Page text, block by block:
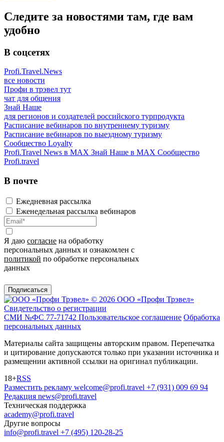
Следите за новостями там, где вам
удобно
В соцсетях
Profi.Travel.News
все новости
Профи в трэвел тут
чат для общения
Знай Наше
для регионов и создателей российского турпродукта
Расписание вебинаров по внутреннему туризму
Расписание вебинаров по выездному туризму
Сообщество Loyalty
Profi.Travel News в MAX Знай Наше в MAX Сообщество
Profi.travel
В почте
Ежедневная рассылка
Еженедельная рассылка вебинаров
Я даю согласие на обработку
персональных данных и ознакомлен с
политикой по обработке персональных
данных
Подписаться
© 2026 ООО «Профи Трэвeл»
Свидетельство о регистрации
СМИ №ФС 77-71742 Пользовательское соглашение Обработка
персональных данных
Материалы сайта защищены авторским правом. Перепечатка
и цитирование допускаются только при указании источника и
размещении активной ссылки на оригинал публикации.
18+RSS
Разместить рекламу welcome@profi.travel +7 (931) 009 69 94
Редакция news@profi.travel
Техническая поддержка
academy@profi.travel
Другие вопросы
info@profi.travel +7 (495) 120-28-25